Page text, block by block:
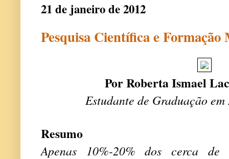
21 de janeiro de 2012
Pesquisa Científica e Formação
Por Roberta Ismael
Estudante de Graduação
Resumo
Apenas 10%-20% dos cerca de